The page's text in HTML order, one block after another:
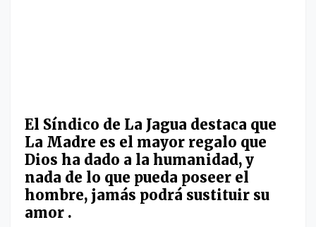
El Síndico de La Jagua destaca que
La Madre es el mayor regalo que
Dios ha dado a la humanidad, y
nada de lo que pueda poseer el
hombre, jamás podrá sustituir su
amor .